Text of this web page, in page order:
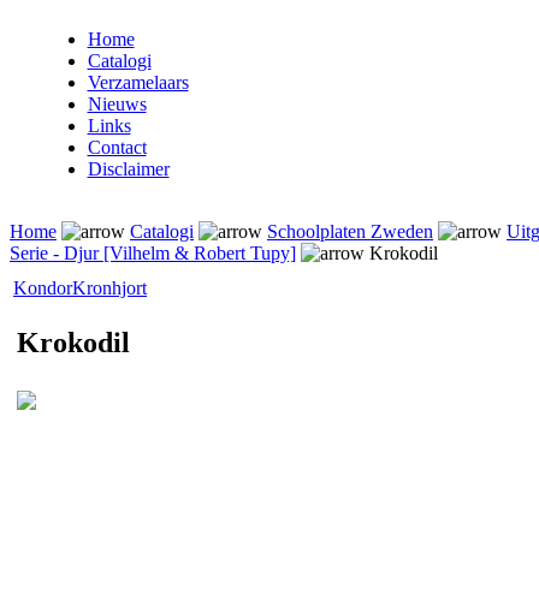
Home
Catalogi
Verzamelaars
Nieuws
Links
Contact
Disclaimer
Home Catalogi Schoolplaten Zweden
Serie - Djur [Vilhelm & Robert Tupy]
Krokodil
KondorKronhjort
Krokodil